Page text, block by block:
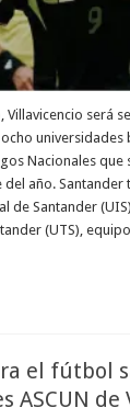
Villavicencio será
Nacionales que
año.
de Santander
(UTS),
el fútbol
ASCUN